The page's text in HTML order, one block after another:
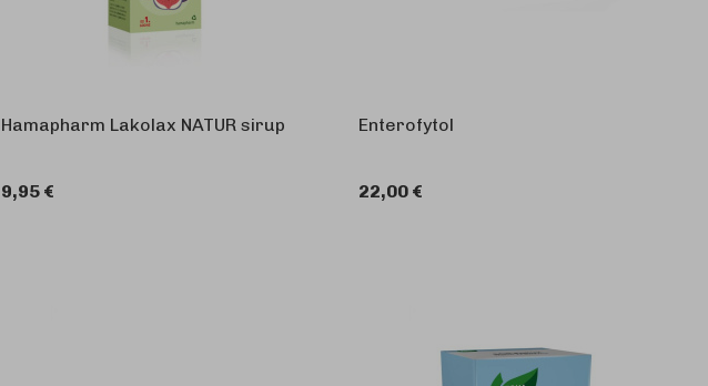
Hamapharm Lakolax NATUR sirup
9,95 €
Enterofytol
22,00 €